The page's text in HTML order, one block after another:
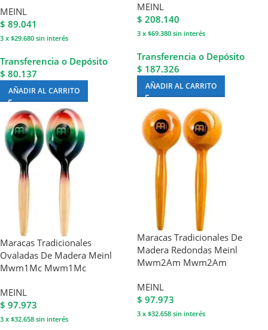
MEINL
$ 89.041
3 x $29.680 sin interés
Transferencia o Depósito
$ 80.137
AÑADIR AL CARRITO
MEINL
$ 208.140
3 x $69.380 sin interés
Transferencia o Depósito
$ 187.326
AÑADIR AL CARRITO
Maracas Tradicionales
Ovaladas De Madera Meinl
Mwm1Mc Mwm1Mc
MEINL
$ 97.973
3 x $32.658 sin interés
Maracas Tradicionales De
Madera Redondas Meinl
Mwm2Am Mwm2Am
MEINL
$ 97.973
3 x $32.658 sin interés